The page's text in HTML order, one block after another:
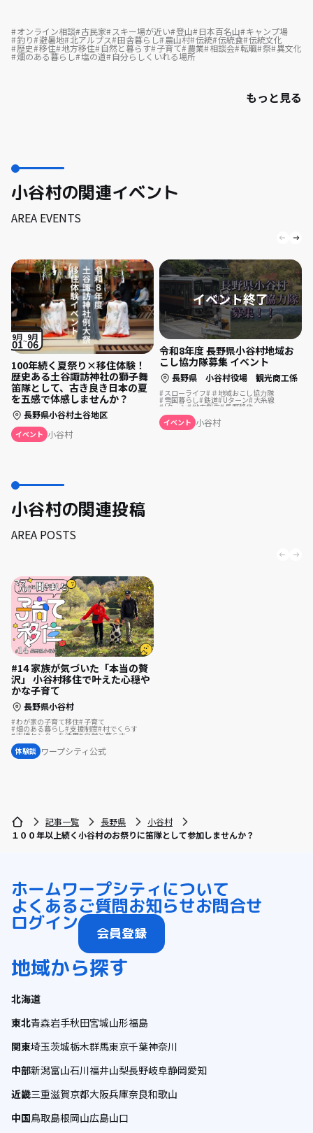
オンライン相談 古民家 スキー場が近い 登山 日本百名山 キャンプ場
釣り 避暑地 北アルプス 田舎暮らし 農山村 伝統 伝統食 伝統文化
歴史 移住 地方移住 自然と暮らす 子育て 農業 相談会 転職 祭 異文化
畑のある暮らし 塩の道 自分らしくいれる場所
もっと見る
小谷村の関連イベント
AREA EVENTS
9月
01
9月
06
100年続く夏祭り×移住体験！
歴史ある土谷諏訪神社の獅子舞
笛隊として、古き良き日本の夏
を五感で体感しませんか？
長野県小谷村土谷地区
イベント 小谷村
令和8年度 長野県小谷村地域お
こし協力隊募集 イベント
長野県 小谷村役場 観光商工係
スローライフ ＃地域おこし協力隊
雪国暮らし 鉄道 Uターン 大糸線
Iターン 地方創生 長野移住
アウトドア好き
観光プロモーション
地方転職 列車 小谷村
イベント 小谷村
小谷村の関連投稿
AREA POSTS
#14 家族が気づいた「本当の贅
沢」 小谷村移住で叶えた心穏や
かな子育て
長野県小谷村
わが家の子育て移住 子育て
畑のある暮らし 支援制度 村でくらす
支援センターを活用 自然と暮らす
遊び場が近い
体験談 ワープシティ公式
記事一覧 長野県
小谷村
１００年以上続く小谷村のお祭りに笛隊として参加しませんか？
ホームワープシティについて
よくあるご質問お知らせお問合せ
ログイン 会員登録
地域から探す
北海道
東北青森岩手秋田宮城山形福島
関東埼玉茨城栃木群馬東京千葉神奈川
中部新潟富山石川福井山梨長野岐阜静岡愛知
近畿三重滋賀京都大阪兵庫奈良和歌山
中国鳥取島根岡山広島山口